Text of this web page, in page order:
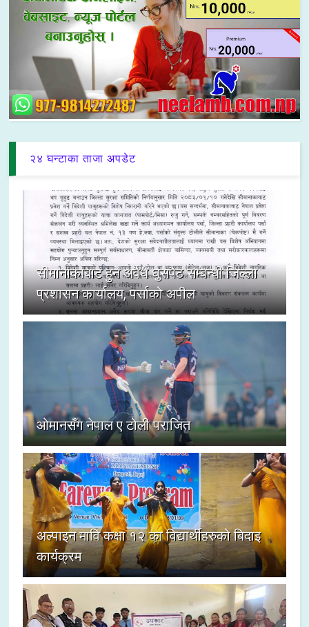
२४ घन्टाका ताजा अपडेट
सीमानाकाबाट हुने अवैध घुसपैठ सम्बन्धी जिल्ला
प्रशासन कार्यालय, पर्साको अपील
ओमानसँग नेपाल ए टोली पराजित
अल्पाइन मावि कक्षा १२ का विद्यार्थीहरुको बिदाइ
कार्यक्रम